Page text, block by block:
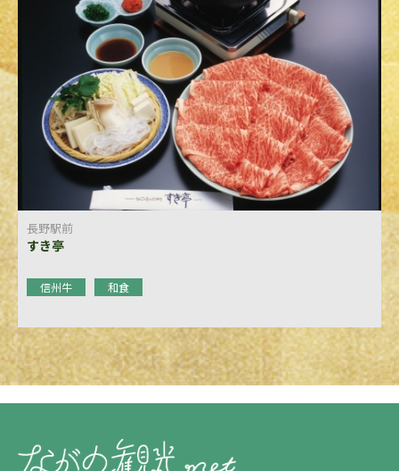
長野駅前
すき亭
信州牛 和食